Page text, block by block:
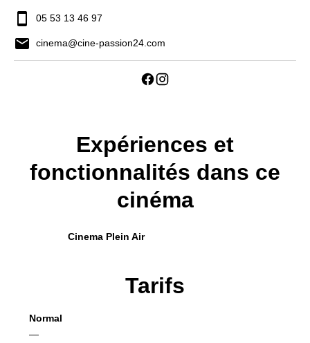
05 53 13 46 97
cinema@cine-passion24.com
Expériences et
fonctionnalités dans ce
cinéma
Cinema Plein Air
Tarifs
Normal
—